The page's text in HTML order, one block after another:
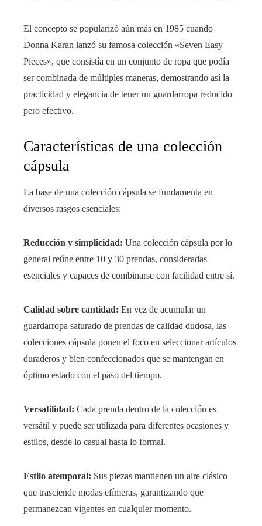
El concepto se popularizó aún más en 1985 cuando
Donna Karan lanzó su famosa colección «Seven Easy
Pieces», que consistía en un conjunto de ropa que podía
ser combinada de múltiples maneras, demostrando así la
practicidad y elegancia de tener un guardarropa reducido
pero efectivo.
Características de una colección
cápsula
La base de una colección cápsula se fundamenta en
diversos rasgos esenciales:
Reducción y simplicidad: Una colección cápsula por lo
general reúne entre 10 y 30 prendas, consideradas
esenciales y capaces de combinarse con facilidad entre sí.
Calidad sobre cantidad: En vez de acumular un
guardarropa saturado de prendas de calidad dudosa, las
colecciones cápsula ponen el foco en seleccionar artículos
duraderos y bien confeccionados que se mantengan en
óptimo estado con el paso del tiempo.
Versatilidad: Cada prenda dentro de la colección es
versátil y puede ser utilizada para diferentes ocasiones y
estilos, desde lo casual hasta lo formal.
Estilo atemporal: Sus piezas mantienen un aire clásico
que trasciende modas efímeras, garantizando que
permanezcan vigentes en cualquier momento.